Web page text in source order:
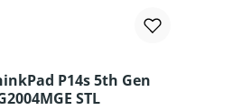
P14s 5th Gen
STL